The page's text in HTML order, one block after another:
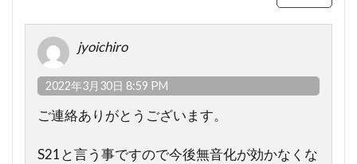
jyoichiro
2022年3月30日 8:59 PM
ご連絡ありがとうございます。
S21と言う事ですので今後無音化が効かなくな